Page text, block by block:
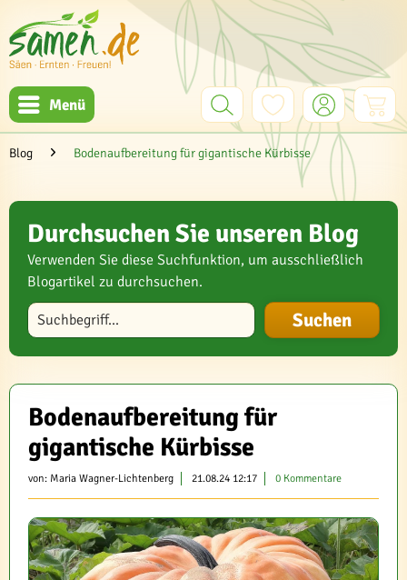
Menü
Blog Bodenaufbereitung für gigantische Kürbisse
Durchsuchen Sie unseren Blog
Verwenden Sie diese Suchfunktion, um ausschließlich
Blogartikel zu durchsuchen.
Blog durchsuchen
Bodenaufbereitung für
gigantische Kürbisse
von: Maria Wagner-Lichtenberg 21.08.24 12:17 0 Kommentare